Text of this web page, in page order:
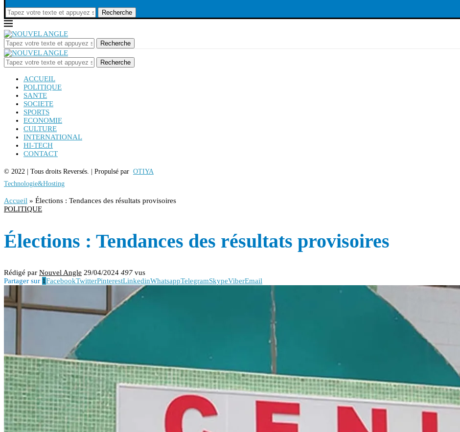
Recherche
Recherche
Recherche
ACCUEIL
POLITIQUE
SANTE
SOCIETE
SPORTS
ECONOMIE
CULTURE
INTERNATIONAL
HI-TECH
CONTACT
© 2022 | Tous droits Reversés. | Propulsé par OTIYA
Technologie&Hosting
Accueil » Élections : Tendances des résultats provisoires
POLITIQUE
Élections : Tendances des résultats provisoires
Rédigé par Nouvel Angle 29/04/2024 497 vus
Partager sur 1FacebookTwitterPinterestLinkedinWhatsappTelegramSkypeViberEmail